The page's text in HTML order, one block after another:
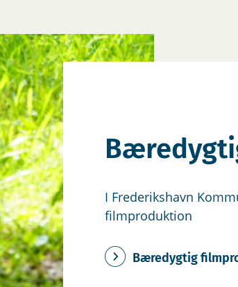
I Frederikshavn
filmproduktion
Bæredygtig